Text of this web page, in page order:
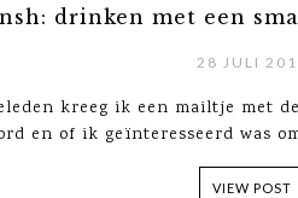
drinken met een
28 JULI
kreeg ik een mailtje met
en of ik geïnteresseerd was
VIEW POST